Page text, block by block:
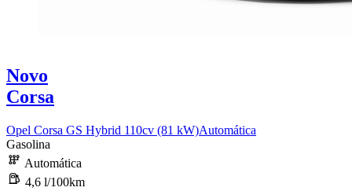
Novo
Corsa
Opel Corsa GS Hybrid 110cv (81 kW)Automática
Gasolina
Automática
4,6 l/100km